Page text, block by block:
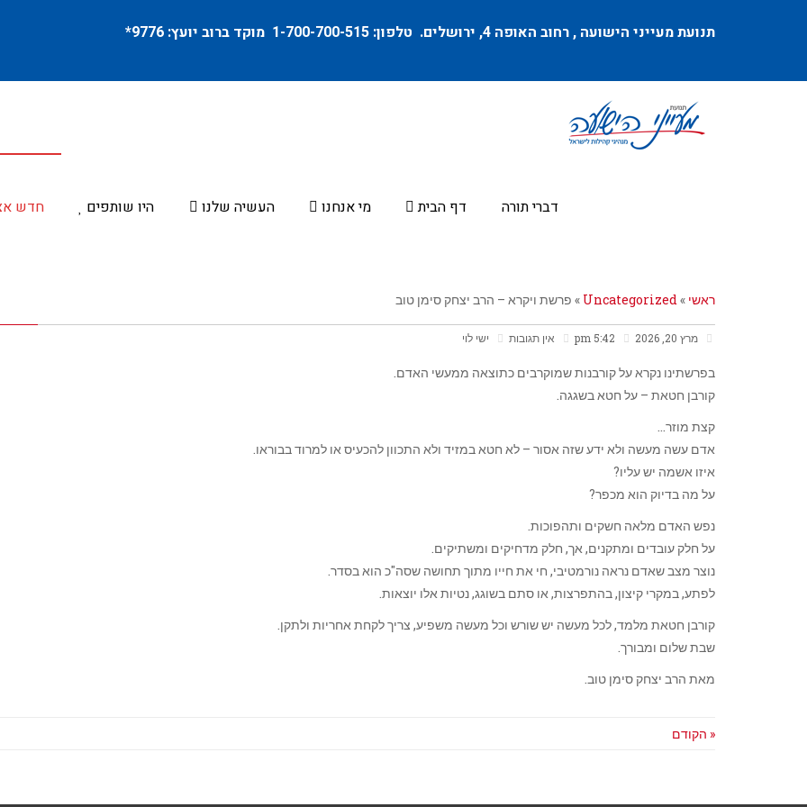
תנועת מעייני הישועה ,רחוב האופה 4 , ירושלים. טלפון: מוקד ברוב יועץ: 9776
*
דברי תורה דף הבית מי אנחנו העשיה שלנו היו שותפים חדש
ראשי »
Uncategorized
» פרשת ויקרא – הרב יצחק סימן טוב
מרץ 20, 2026 אין תגובות ישי לוי
בפרשתינו נקרא על קורבנות שמוקרבים כתוצאה ממעשי האדם.
קורבן חטאת – על חטא בשגגה.
קצת מוזר…
אדם עשה מעשה ולא ידע שזה אסור – לא חטא במזיד ולא התכוון להכעיס או למרוד בבוראו.
איזו אשמה יש עליו?
על מה בדיוק הוא מכפר?
נפש האדם מלאה חשקים ותהפוכות.
על חלק עובדים ומתקנים, אך, חלק מדחיקים ומשתיקים.
נוצר מצב שאדם נראה נורמטיבי, חי את חייו מתוך תחושה שסה"כ הוא בסדר.
לפתע, במקרי קיצון, בהתפרצות, או סתם בשוגג, נטיות אלו יוצאות.
קורבן חטאת מלמד, לכל מעשה יש שורש וכל מעשה משפיע, צריך לקחת אחריות ולתקן.
שבת שלום ומבורך.
מאת הרב יצחק סימן טוב.
« הקודם